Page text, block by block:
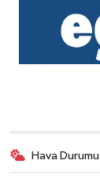
Hava Durumu